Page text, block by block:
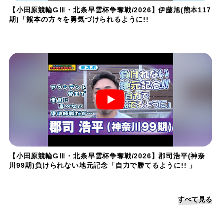
【小田原競輪GⅢ・北条早雲杯争奪戦/2026】伊藤旭(熊本117
期)「熊本の方々を勇気づけられるように!!
【小田原競輪GⅢ・北条早雲杯争奪戦/2026】郡司浩平(神奈
川99期)負けられない地元記念「自力で勝てるように!! 」
すべて見る